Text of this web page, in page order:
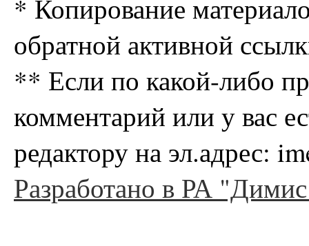
* Копирование
обратной активной
** Если по какой-либо
комментарий или у вас
редактору на эл.адрес:
Разработано в РА